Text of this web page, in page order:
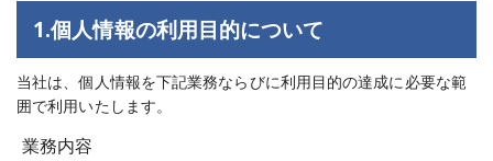
1.個人情報の利用目的について
当社は、個人情報を下記業務ならびに利用目的の達成に必要な範
囲で利用いたします。
業務内容